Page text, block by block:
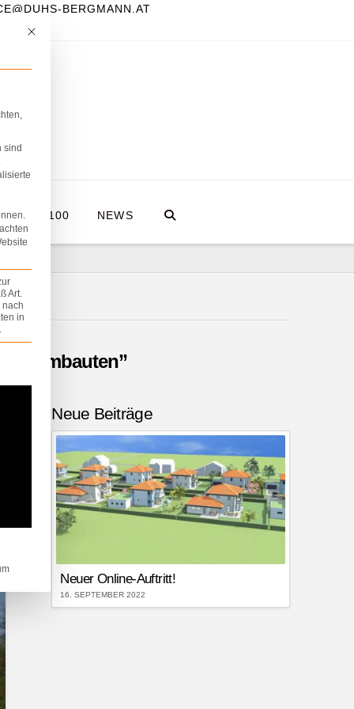
BERGMANN.AT
HOLZ100 NEWS
& Umbauten”
Neue Beiträge
Neuer Online-Auftritt!
16. SEPTEMBER 2022
Mit diesem Button wird der Dialog geschlossen. Seine Funktionalität ist
sind
Art.
nach
in
Die erste Service-Gruppe ist essenziell und kann nicht